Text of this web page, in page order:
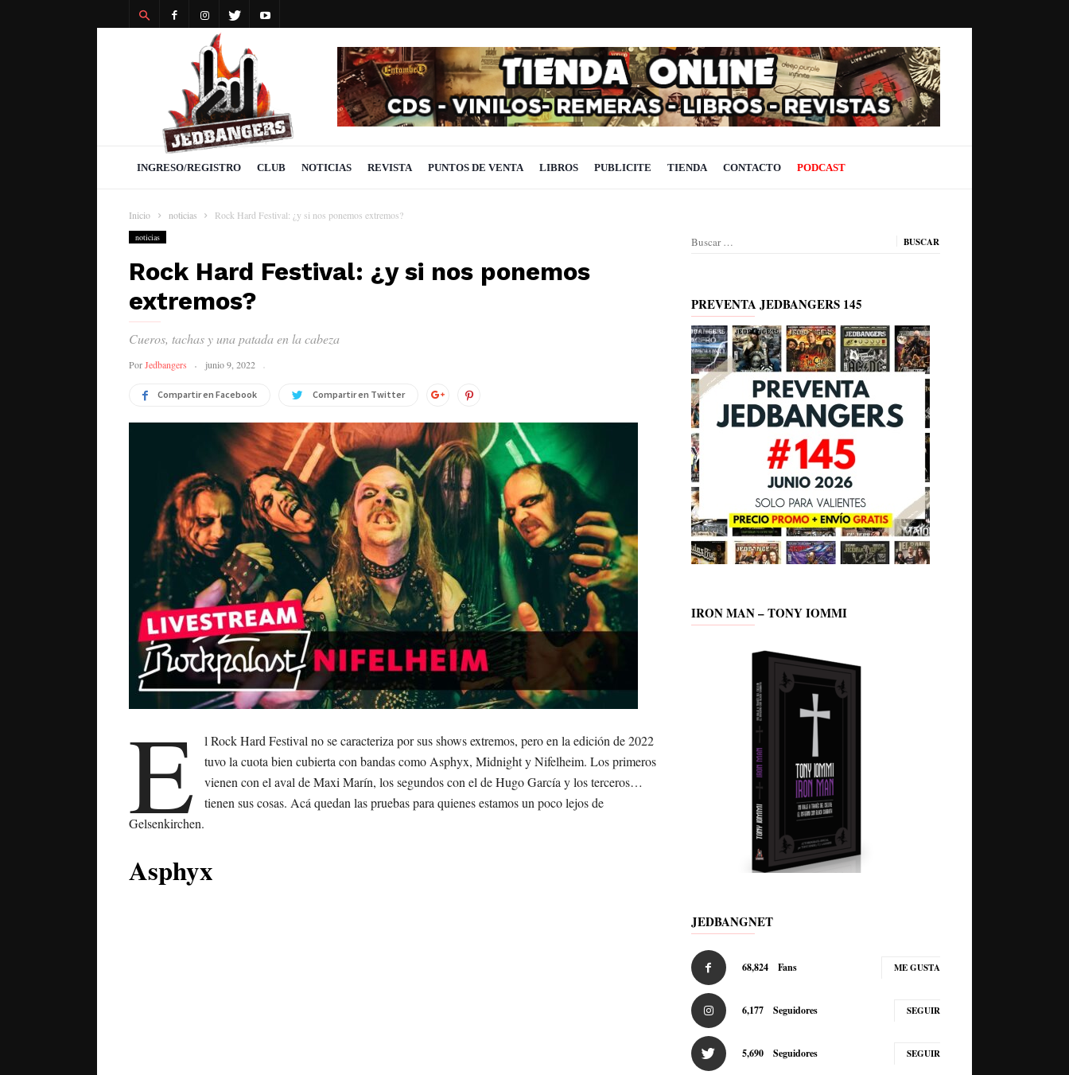
INGRESO/REGISTRO CLUB NOTICIAS REVISTA PUNTOS DE VENTA LIBROS PUBLICITE TIENDA CONTACTO PODCAST
Inicio noticias Rock Hard Festival: ¿y si nos ponemos extremos?
noticias
Rock Hard Festival: ¿y si nos ponemos
extremos?
Cueros, tachas y una patada en la cabeza
PorJedbangers junio 9, 2022
Compartir en Facebook Compartir en Twitter
E
l Rock Hard Festival no se caracteriza por sus shows extremos, pero en la edición de 2022
tuvo la cuota bien cubierta con bandas como Asphyx, Midnight y Nifelheim. Los primeros
vienen con el aval de Maxi Marín, los segundos con el de Hugo García y los terceros…
tienen sus cosas. Acá quedan las pruebas para quienes estamos un poco lejos de
Gelsenkirchen.
Asphyx
Buscar:
PREVENTA JEDBANGERS 145
IRON MAN – TONY IOMMI
JEDBANGNET
68,824 Fans ME GUSTA
6,177 Seguidores SEGUIR
5,690 Seguidores SEGUIR